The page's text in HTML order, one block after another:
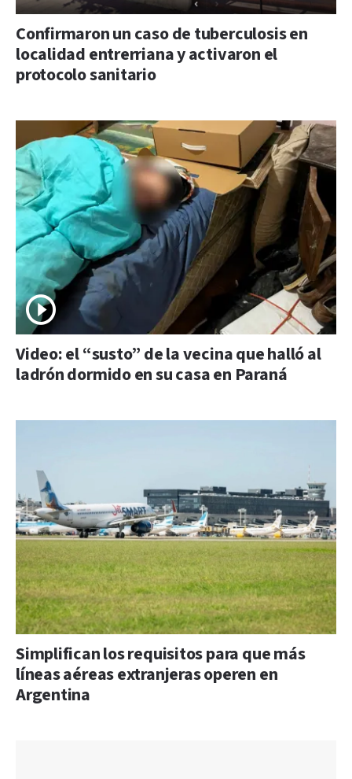
Confirmaron un caso de tuberculosis en
localidad entrerriana y activaron el
protocolo sanitario
Video: el “susto” de la vecina que halló al
ladrón dormido en su casa en Paraná
Simplifican los requisitos para que más
líneas aéreas extranjeras operen en
Argentina